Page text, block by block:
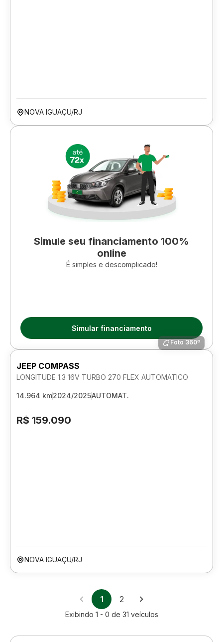
NOVA IGUAÇU/RJ
Simule seu financiamento 100%
online
É simples e descomplicado!
Simular financiamento
Foto 360º
JEEP COMPASS
LONGITUDE 1.3 16V TURBO 270 FLEX AUTOMATICO
14.964 km2024/2025AUTOMAT.
R$ 159.090
NOVA IGUAÇU/RJ
1 2
Exibindo 1 - 0 de 31 veículos